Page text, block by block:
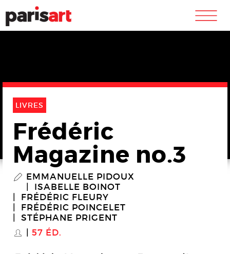
m
LIVRES
Frédéric
Magazine no.3
P EMMANUELLE PIDOUX
ISABELLE BOINOT
FRÉDÉRIC FLEURY
FRÉDÉRIC POINCELET
STÉPHANE PRIGENT
S 57 ÉD.